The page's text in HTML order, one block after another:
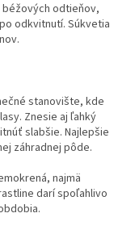
béžových odtieňov,
odkvitnutí. Súkvetia
stanovište, kde
Znesie aj ľahký
slabšie. Najlepšie
záhradnej pôde.
najmä
darí spoľahlivo